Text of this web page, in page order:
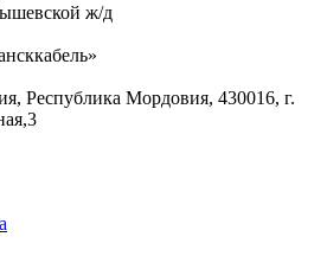
ж/д
Республика Мордовия, 430016, г.